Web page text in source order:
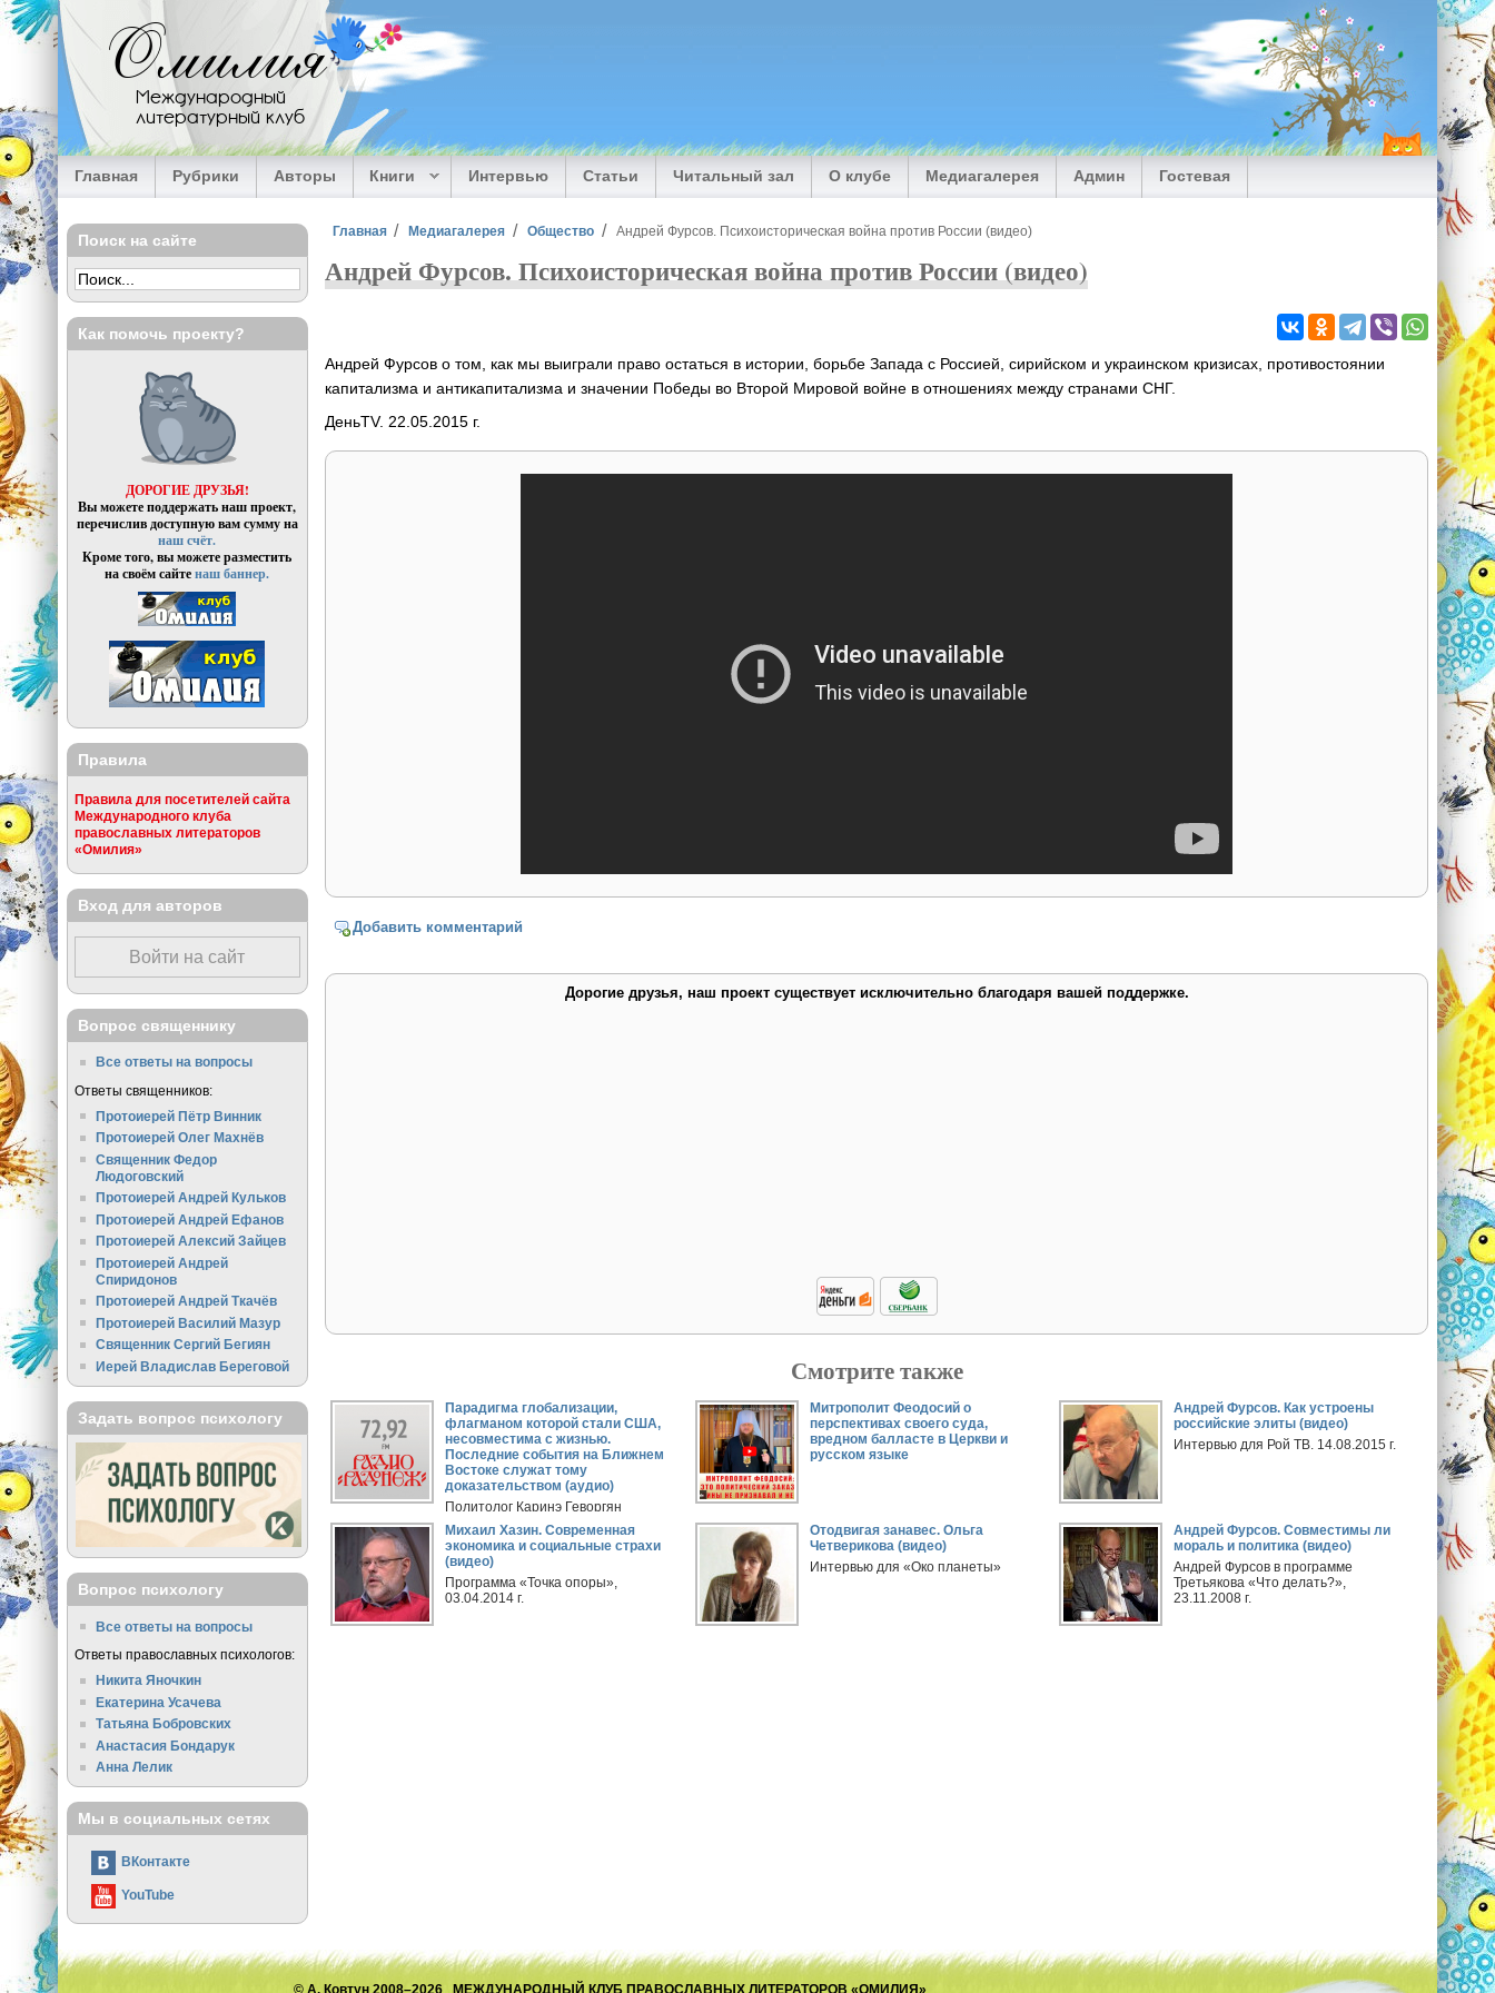
Перейти к основному содержанию
Омилия
Международный
литературный клуб
Главная Рубрики Авторы Книги Интервью Статьи Читальный зал О клубе Медиагалерея Админ Гостевая
Вы здесь
Главная Медиагалерея Общество Андрей Фурсов. Психоисторическая война против России (видео)
Андрей Фурсов. Психоисторическая война против России (видео)
Андрей Фурсов о том, как мы выиграли право остаться в истории, борьбе Запада с Россией, сирийском и украинском кризисах, противостоянии
капитализма и антикапитализма и значении Победы во Второй Мировой войне в отношениях между странами СНГ.
ДеньTV. 22.05.2015 г.
Добавить комментарий
Дорогие друзья, наш проект существует исключительно благодаря вашей поддержке.
Смотрите также
Парадигма глобализации,
флагманом которой стали США,
несовместима с жизнью.
Последние события на Ближнем
Востоке служат тому
доказательством (аудио)
Политолог Каринэ Геворгян
анализирует актуальные события в мире и России.
Митрополит Феодосий о
перспективах своего суда,
вредном балласте в Церкви и
русском языке
Андрей Фурсов. Как устроены
российские элиты (видео)
Интервью для Рой ТВ. 14.08.2015 г.
Михаил Хазин. Современная
экономика и социальные страхи
(видео)
Программа «Точка опоры»,
03.04.2014 г.
Отодвигая занавес. Ольга
Четверикова (видео)
Интервью для «Око планеты»
Андрей Фурсов. Совместимы ли
мораль и политика (видео)
Андрей Фурсов в программе
Третьякова «Что делать?»,
23.11.2008 г.
Поиск на сайте
Как помочь проекту?
ДОРОГИЕ ДРУЗЬЯ!
Вы можете поддержать наш проект,
перечислив доступную вам сумму на
наш счёт.
Кроме того, вы можете разместить
на своём сайтенаш баннер.
Правила
Правила для посетителей сайта
Международного клуба
православных литераторов
«Омилия»
Вход для авторов
Войти на сайт
Вопрос священнику
Все ответы на вопросы
Ответы священников:
Протоиерей Пётр Винник
Протоиерей Олег Махнёв
Священник Федор
Людоговский
Протоиерей Андрей Кульков
Протоиерей Андрей Ефанов
Протоиерей Алексий Зайцев
Протоиерей Андрей
Спиридонов
Протоиерей Андрей Ткачёв
Протоиерей Василий Мазур
Священник Сергий Бегиян
Иерей Владислав Береговой
Задать вопрос психологу
Вопрос психологу
Все ответы на вопросы
Ответы православных психологов:
Никита Яночкин
Екатерина Усачева
Татьяна Бобровских
Анастасия Бондарук
Анна Лелик
Мы в социальных сетях
ВКонтакте
YouTube
© А. Ковтун 2008–2026 МЕЖДУНАРОДНЫЙ КЛУБ ПРАВОСЛАВНЫХ ЛИТЕРАТОРОВ «ОМИЛИЯ»